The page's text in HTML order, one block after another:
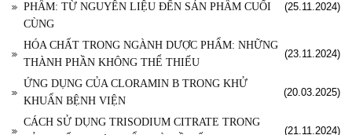
PHẨM: TỪ NGUYÊN LIỆU ĐẾN SẢN PHẨM CUỐI
CÙNG
(25.11.2024)
HÓA CHẤT TRONG NGÀNH DƯỢC PHẨM: NHỮNG
THÀNH PHẦN KHÔNG THỂ THIẾU
(23.11.2024)
ỨNG DỤNG CỦA CLORAMIN B TRONG KHỬ
KHUẨN BỆNH VIỆN
(20.03.2025)
CÁCH SỬ DỤNG TRISODIUM CITRATE TRONG
(21.11.2024)